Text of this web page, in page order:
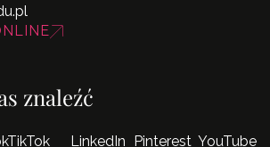
znaleźć
TikTok LinkedIn Pinterest YouTube